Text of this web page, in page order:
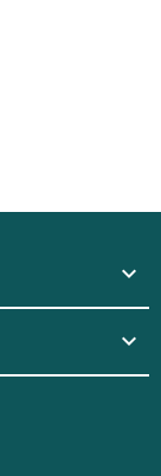
expand_more
expand_more